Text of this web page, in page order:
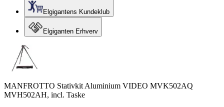
Elgigantens Kundeklub
Elgiganten Erhverv
MANFROTTO Stativkit Aluminium VIDEO MVK502AQ
MVH502AH, incl. Taske